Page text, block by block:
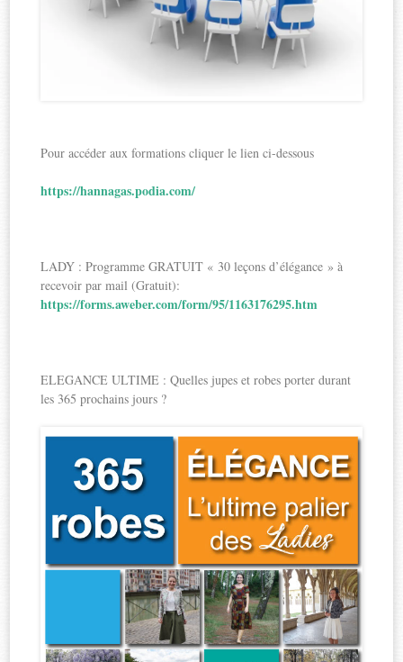
Pour accéder aux formations cliquer le lien ci-dessous
https://hannagas.podia.com/
LADY : Programme GRATUIT « 30 leçons d’élégance » à
recevoir par mail (Gratuit):
https://forms.aweber.com/form/95/1163176295.htm
ELEGANCE ULTIME : Quelles jupes et robes porter durant
les 365 prochains jours ?